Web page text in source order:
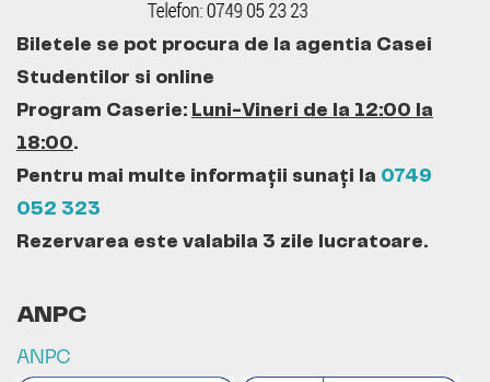
Biletele se pot procura de la agentia Casei
Studentilor si online
Program Caserie: Luni-Vineri de la 12:00 la
18:00.
Pentru mai multe informații sunați la 0749
052 323
Rezervarea este valabila 3 zile lucratoare.
ANPC
ANPC